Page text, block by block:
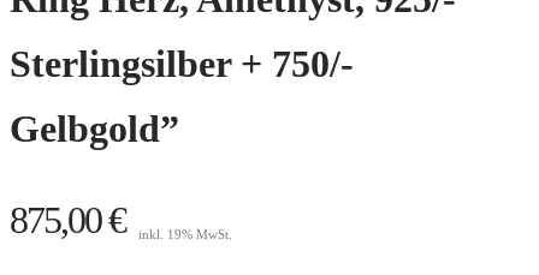
Sterlingsilber + 750/-
Gelbgold”
875,00€ inkl. 19% MwSt.